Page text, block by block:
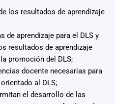
los resultados de aprendizaje
de aprendizaje para el DLS y
resultados de aprendizaje
promoción del DLS;
docente necesarias para
al DLS;
el desarrollo de las